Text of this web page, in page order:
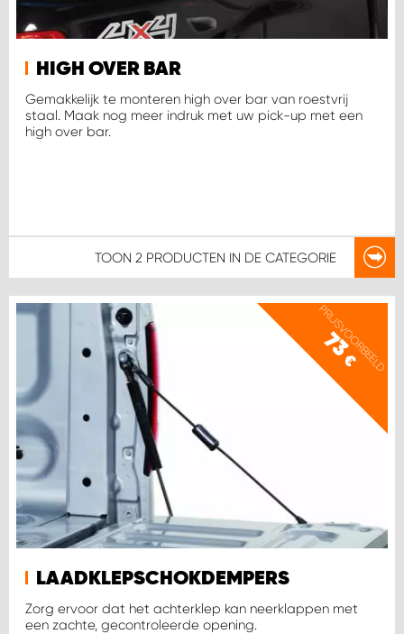
HIGH OVER BAR
Gemakkelijk te monteren high over bar van roestvrij
staal. Maak nog meer indruk met uw pick-up met een
high over bar.
TOON 2 PRODUCTEN IN DE CATEGORIE
PRIJSVOORBEELD
73
€
LAADKLEPSCHOKDEMPERS
Zorg ervoor dat het achterklep kan neerklappen met
een zachte, gecontroleerde opening.